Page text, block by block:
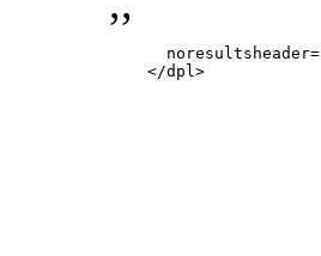
           noresultsheader=